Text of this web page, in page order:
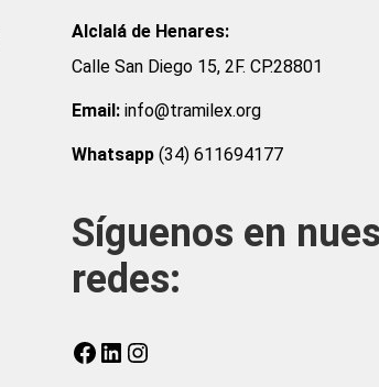
Alclalá de Henares:
Calle San Diego 15, 2F. CP.28801
Email: info@tramilex.org
Whatsapp (34) 611694177
Síguenos en
redes:
Facebook
LinkedIn